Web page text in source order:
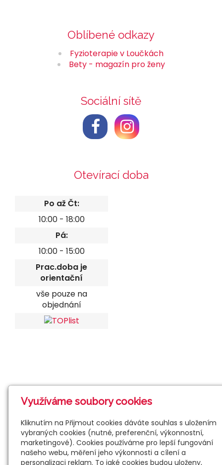
Oblíbené odkazy
Fyzioterapie v Loučkách
Bety - magazín pro ženy
Sociální sítě
Otevírací doba
Po až Čt:
10:00 - 18:00
Pá:
10:00 - 15:00
Prac.doba je
orientační
vše pouze na
objednání
Využíváme soubory cookies
Kliknutím na Přijmout cookies dáváte souhlas s uložením
vybraných cookies (nutné, preferenční, výkonnostní,
marketingové). Cookies používáme pro lepší fungování
našeho webu, měření jeho výkonnosti a cílení a
personalizaci reklam. To jaké cookies budou uloženy,